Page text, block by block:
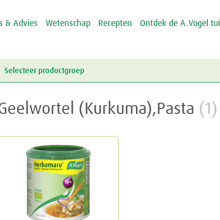
& Advies Wetenschap Recepten Ontdek de A.Vogel
Selecteer productgroep
Griep & Verkoudheid
Verkoudheid
Aambeien
Geheugen
Rusteloze benen
Hooikoorts
Huid
Crème
Junior
(Kurkuma),Pasta (1)